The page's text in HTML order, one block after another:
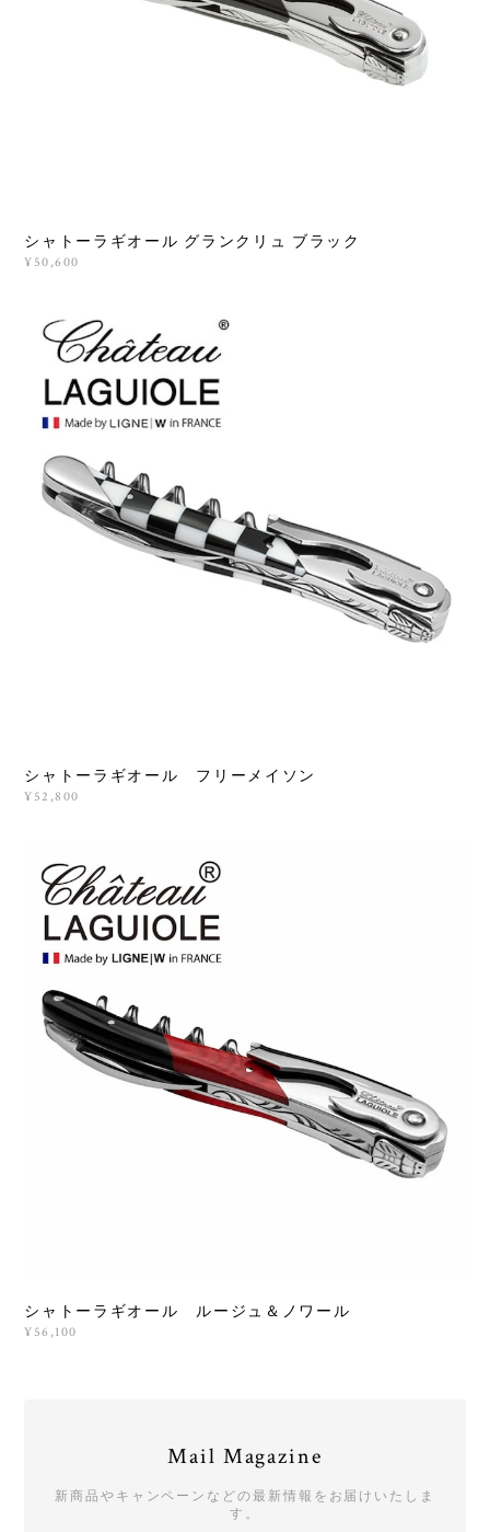
シャトーラギオール グランクリュ ブラック
¥50,600
シャトーラギオール フリーメイソン
¥52,800
シャトーラギオール ルージュ＆ノワール
¥56,100
Mail Magazine
新商品やキャンペーンなどの最新情報をお届けいたしま
す。